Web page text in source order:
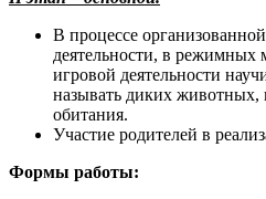
В процессе
деятельности, в режимных
игровой деятельности
называть диких животных,
обитания.
Участие родителей в
Формы работы: